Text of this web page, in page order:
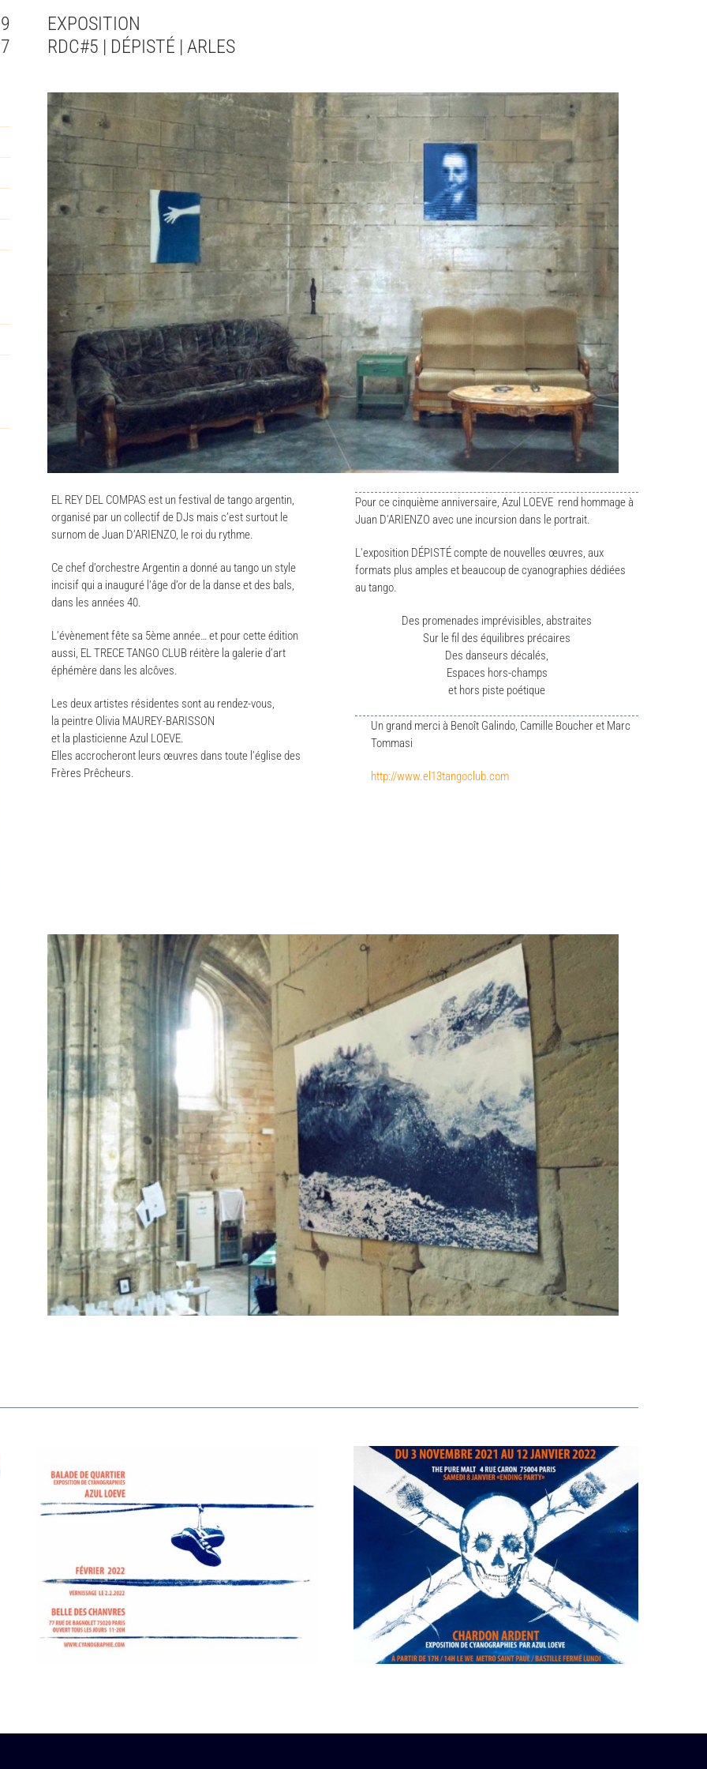
EXPOSITION
RDC#5 | DÉPISTÉ | ARLES
EL REY DEL COMPAS est un festival de tango argentin,
organisé par un collectif de DJs mais c’est surtout le
surnom de Juan D’ARIENZO, le roi du rythme.
Ce chef d’orchestre Argentin a donné au tango un style
incisif qui a inauguré l’âge d’or de la danse et des bals,
dans les années 40.
L’évènement fête sa 5ème année… et pour cette édition
aussi, EL TRECE TANGO CLUB réitère la galerie d’art
éphémère dans les alcôves.
Les deux artistes résidentes sont au rendez-vous,
la peintre Olivia MAUREY-BARISSON
et la plasticienne Azul LOEVE.
Elles accrocheront leurs œuvres dans toute l’église des
Frères Prêcheurs.
Pour ce cinquième anniversaire, Azul LOEVE rend hommage à
Juan D'ARIENZO avec une incursion dans le portrait.
L'exposition DÉPISTÉ compte de nouvelles œuvres, aux
formats plus amples et beaucoup de cyanographies dédiées
au tango.
Des promenades imprévisibles, abstraites
Sur le fil des équilibres précaires
Des danseurs décalés,
Espaces hors-champs
et hors piste poétique
Un grand merci à Benoît Galindo, Camille Boucher et Marc
Tommasi
http://www.el13tangoclub.com
2022 | Exposition de Quartier| Paris 2021 | Exposition | Paris